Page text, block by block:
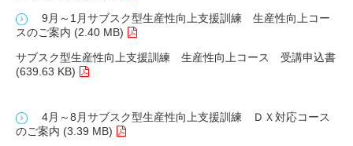
9月～1月サブスク型生産性向上支援訓練 生産性向上コー
スのご案内 (2.40 MB)
サブスク型生産性向上支援訓練 生産性向上コース 受講申込書
(639.63 KB)
4月～8月サブスク型生産性向上支援訓練 ＤＸ対応コース
のご案内 (3.39 MB)